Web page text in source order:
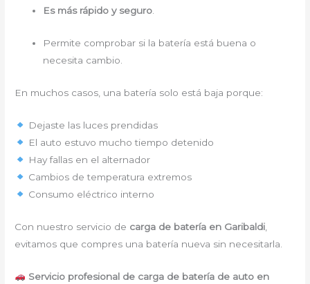
Es más rápido y seguro.
Permite comprobar si la batería está buena o
necesita cambio.
En muchos casos, una batería solo está baja porque:
Dejaste las luces prendidas
El auto estuvo mucho tiempo detenido
Hay fallas en el alternador
Cambios de temperatura extremos
Consumo eléctrico interno
Con nuestro servicio de carga de batería en Garibaldi
evitamos que compres una batería nueva sin necesitarla.
Servicio profesional de carga de batería de auto en